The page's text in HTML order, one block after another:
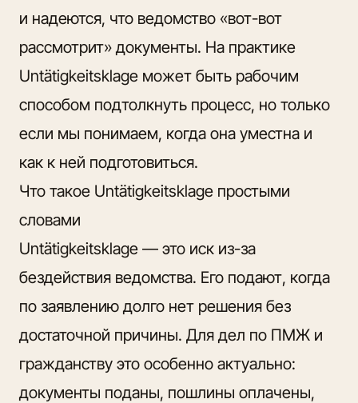
и надеются, что ведомство «вот-вот
рассмотрит» документы. На практике
Untätigkeitsklage может быть рабочим
способом подтолкнуть процесс, но только
если мы понимаем, когда она уместна и
как к ней подготовиться.
Что такое Untätigkeitsklage простыми
словами
Untätigkeitsklage — это иск из-за
бездействия ведомства. Его подают, когда
по заявлению долго нет решения без
достаточной причины. Для дел по ПМЖ и
гражданству это особенно актуально:
документы поданы, пошлины оплачены,